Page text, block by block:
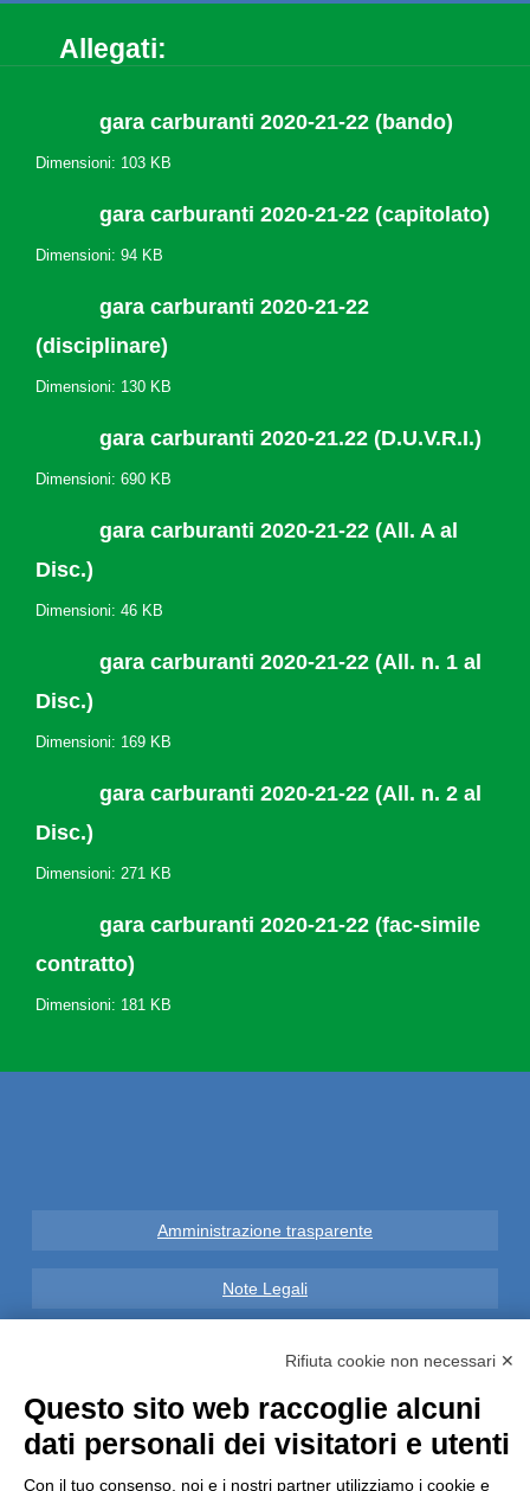
Allegati:
gara carburanti 2020-21-22 (bando)
Dimensioni: 103 KB
gara carburanti 2020-21-22 (capitolato)
Dimensioni: 94 KB
gara carburanti 2020-21-22
(disciplinare)
Dimensioni: 130 KB
gara carburanti 2020-21.22 (D.U.V.R.I.)
Dimensioni: 690 KB
gara carburanti 2020-21-22 (All. A al
Disc.)
Dimensioni: 46 KB
gara carburanti 2020-21-22 (All. n. 1 al
Disc.)
Dimensioni: 169 KB
gara carburanti 2020-21-22 (All. n. 2 al
Disc.)
Dimensioni: 271 KB
gara carburanti 2020-21-22 (fac-simile
contratto)
Dimensioni: 181 KB
Amministrazione trasparente
Note Legali
Informative GDPR (679/2016)
Rifiuta cookie non necessari ✕
Questo sito web raccoglie alcuni
dati personali dei visitatori e utenti
Con il tuo consenso, noi e i nostri partner utilizziamo i cookie e